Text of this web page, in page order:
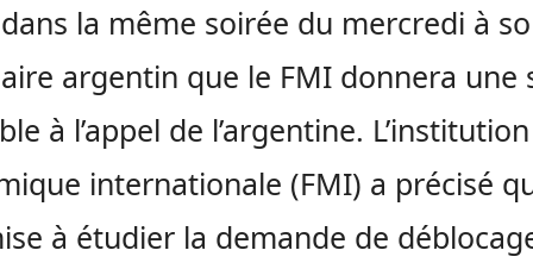
la même soirée du mercredi à
argentin que le FMI donnera une
à l’appel de l’argentine. L’institution
internationale (FMI) a précisé
à étudier la demande de